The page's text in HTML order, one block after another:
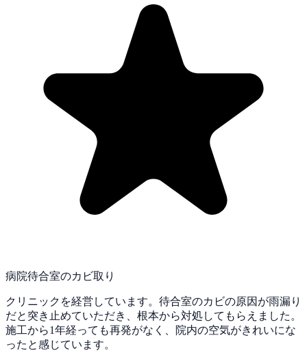
病院待合室のカビ取り
クリニックを経営しています。待合室のカビの原因が雨漏り
だと突き止めていただき、根本から対処してもらえました。
施工から1年経っても再発がなく、院内の空気がきれいにな
ったと感じています。